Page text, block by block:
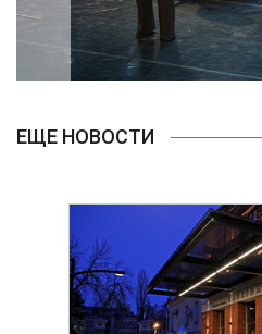
ЕЩЕ НОВОСТИ